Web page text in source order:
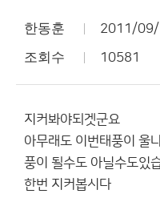
한동훈 2011/
조회수 10581
지커봐야되겟군요
아무래도 이번태풍이 울
풍이 될수도 아닐수도있
한번 지커봅시다